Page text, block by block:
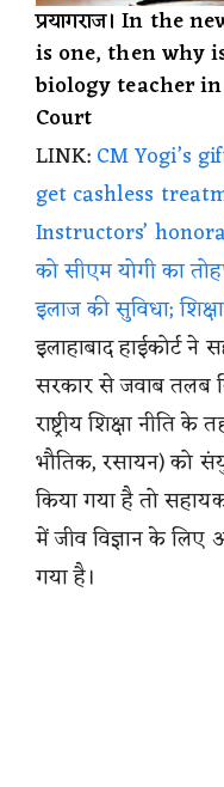
प्रयागराज। In the
is one, then why
biology teacher
Court
LINK:CM Yogi’s
get cashless
Instructors’
को सीएम योगी का
इलाज की सुविधा;
इलाहाबाद हाईकोर्ट
सरकार से जवाब तलब
राष्ट्रीय शिक्षा नीति
भौतिक, रसायन) को
किया गया है तो
में जीव विज्ञान के लिए
गया है।